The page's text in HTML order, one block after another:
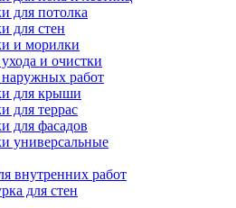
для потолка
для стен
и морилки
и очистки
работ
для крыши
для террас
для фасадов
универсальные
внутренних работ
для стен